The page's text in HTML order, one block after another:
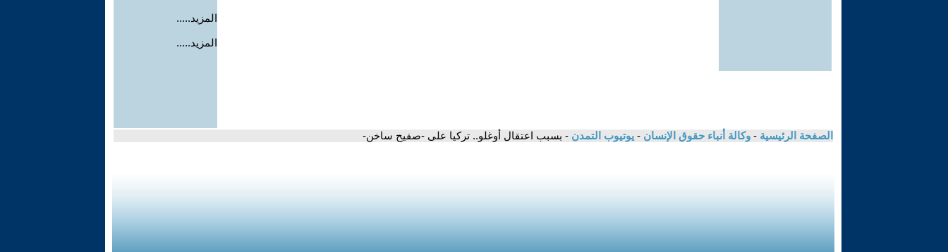
المزيد.....
المزيد.....
الصفحة الرئيسية - وكالة أنباء حقوق الإنسان - يوتيوب التمدن - بسبب اعتقال أوغلو.. تركيا على -صفيح ساخن-